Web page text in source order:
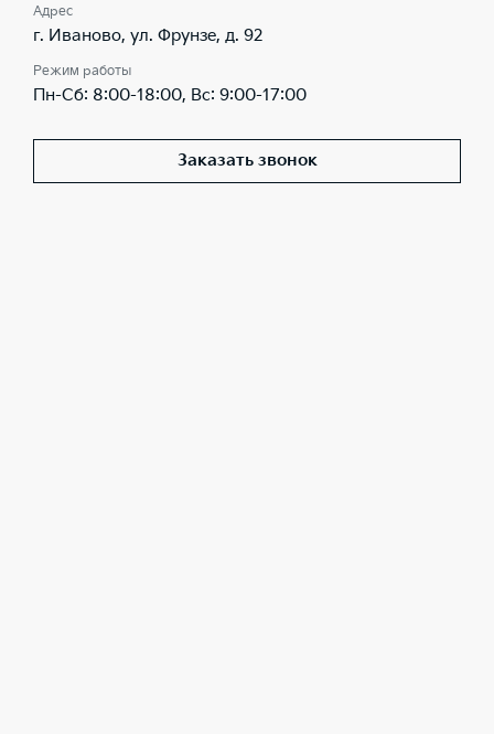
Адрес
г. Иваново, ул. Фрунзе, д. 92
Режим работы
Пн-Сб: 8:00-18:00, Вс: 9:00-17:00
Заказать звонок